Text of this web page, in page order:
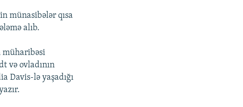
münasibələr qısa
alıb.
müharibəsi
və ovladının
Davis-lə yaşadığı